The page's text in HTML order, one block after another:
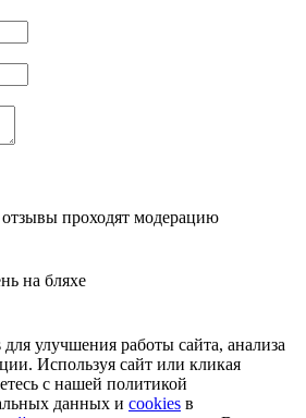
проходят модерацию
на бляхе
улучшения работы сайта, анализа
Используя сайт или кликая
с нашей политикой
данных и cookies в